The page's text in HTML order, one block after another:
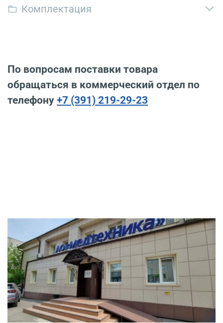
Комплектация
По вопросам поставки товара
обращаться в коммерческий отдел по
телефону +7 (391) 219-29-23